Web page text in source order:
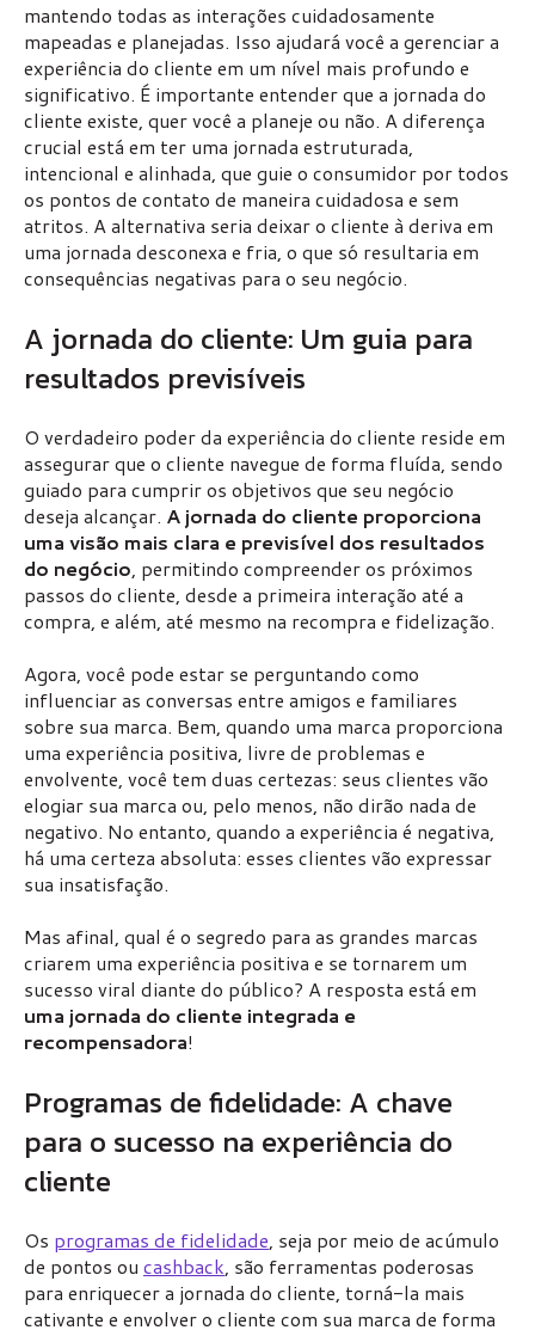
mantendo todas as interações cuidadosamente
mapeadas e planejadas. Isso ajudará você a gerenciar a
experiência do cliente em um nível mais profundo e
significativo. É importante entender que a jornada do
cliente existe, quer você a planeje ou não. A diferença
crucial está em ter uma jornada estruturada,
intencional e alinhada, que guie o consumidor por todos
os pontos de contato de maneira cuidadosa e sem
atritos. A alternativa seria deixar o cliente à deriva em
uma jornada desconexa e fria, o que só resultaria em
consequências negativas para o seu negócio.
A jornada do cliente: Um guia para
resultados previsíveis
O verdadeiro poder da experiência do cliente reside em
assegurar que o cliente navegue de forma fluída, sendo
guiado para cumprir os objetivos que seu negócio
deseja alcançar. A jornada do cliente proporciona
uma visão mais clara e previsível dos resultados
do negócio, permitindo compreender os próximos
passos do cliente, desde a primeira interação até a
compra, e além, até mesmo na recompra e fidelização.
Agora, você pode estar se perguntando como
influenciar as conversas entre amigos e familiares
sobre sua marca. Bem, quando uma marca proporciona
uma experiência positiva, livre de problemas e
envolvente, você tem duas certezas: seus clientes vão
elogiar sua marca ou, pelo menos, não dirão nada de
negativo. No entanto, quando a experiência é negativa,
há uma certeza absoluta: esses clientes vão expressar
sua insatisfação.
Mas afinal, qual é o segredo para as grandes marcas
criarem uma experiência positiva e se tornarem um
sucesso viral diante do público? A resposta está em
uma jornada do cliente integrada e
recompensadora!
Programas de fidelidade: A chave
para o sucesso na experiência do
cliente
Os programas de fidelidade, seja por meio de acúmulo
de pontos ou cashback, são ferramentas poderosas
para enriquecer a jornada do cliente, torná-la mais
cativante e envolver o cliente com sua marca de forma